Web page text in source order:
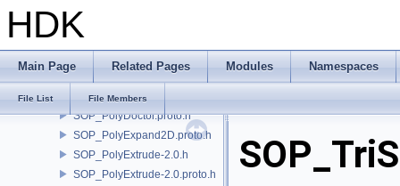
HDK
Main Page Related Pages Modules Namespaces
File List File Members
SOP_PointCloudSurface.proto.h
SOP_PointGenerate.proto.h
SOP_PolyCut.proto.h
SOP_PolyDoctor.proto.h
SOP_PolyExpand2D.proto.h
SOP_PolyExtrude-2.0.h
SOP_PolyExtrude-2.0.proto.h